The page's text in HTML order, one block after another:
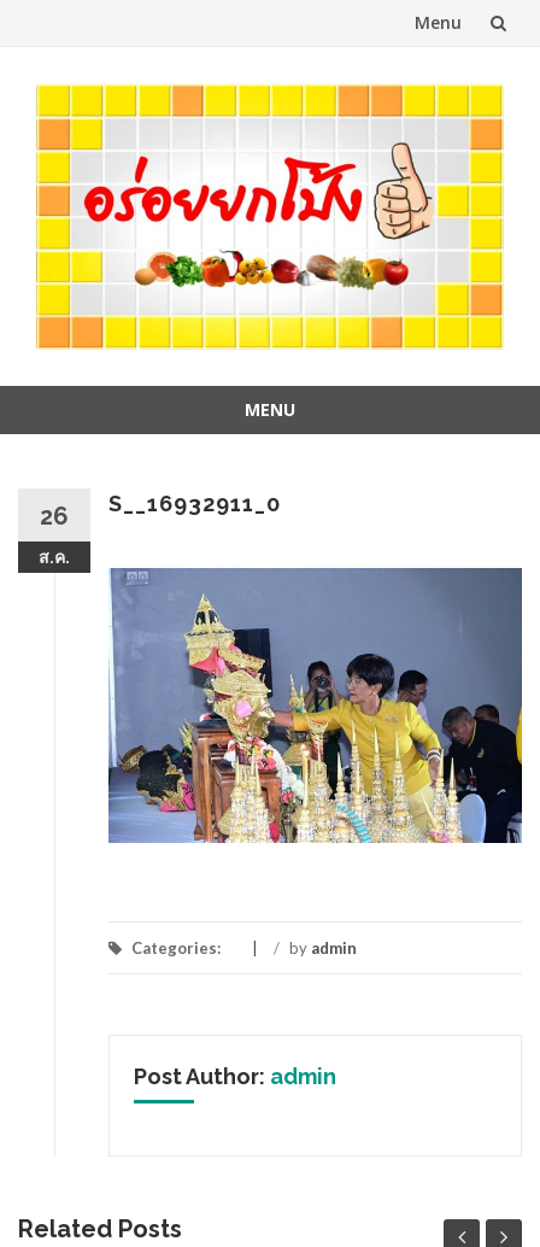
Menu
content
MENU
26
ส.ค.
S__16932911_0
Categories: / by admin
Post Author: admin
Related Posts